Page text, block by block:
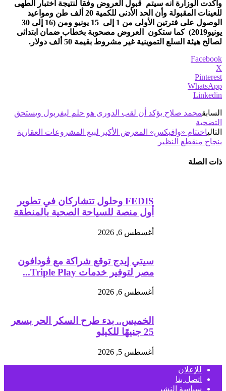
وأكدت الوزارة أنه سيتم قبول العروض وفقا لنتيجة اختبار الطهى
للعينات المقبولة وأن الحد الأدنى للكمية 20 ألف طن ومواعيد
الوصول على فترتين الأولى من 1 إلى 15 يونيو ومن (16 إلى 30
يونيو2019) كما ستكون العروض مصحوبة بخطاب ضمان ابتدائى
لصالح هيئة السلع التموينية غير مشروط بقيمة 50 ألف دولار.
Facebook
X
Pinterest
WhatsApp
Linkedin
السابقمحمد صلاح يؤكد أن لقب الدورى هو حلم ليفربول ويستحق
التضحية
التالياختتام «وافيكس» المعرض الأكبر لبيع المشروعات العقارية
بنجاح منقطع النظير
ذات الصلة
FEDIS وحلول تتشاركان في تطوير
أول منصة للسياحة الصحية بالمنطقة
أغسطس 6, 2026
سيتي إيدج توقع شراكة مع ڤودافون
مصر لتوفير خدمات Triple Play...
أغسطس 6, 2026
الخميس.. بدء طرح السكر الحر بسعر
25 جنيهًا للكيلو
أغسطس 5, 2026
للإعلان
اتصل بنا
سياسة النشر